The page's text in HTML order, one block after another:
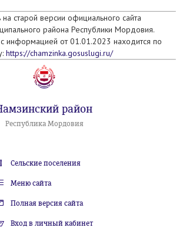
старой версии официального сайта
района Республики Мордовия.
информацией от 01.01.2023 находится по
https://chamzinka.gosuslugi.ru/
район
Республика Мордовия
Сельские поселения
Меню сайта
Полная версия сайта
Вход в личный кабинет